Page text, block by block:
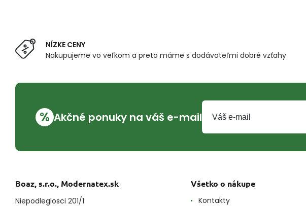
NÍZKE CENY
Nakupujeme vo veľkom a preto máme s dodávateľmi dobré vzťahy
% Akčné ponuky na váš e-mail
Boaz, s.r.o., Modernatex.sk
Niepodleglosci 201/1
Všetko o nákupe
Kontakty